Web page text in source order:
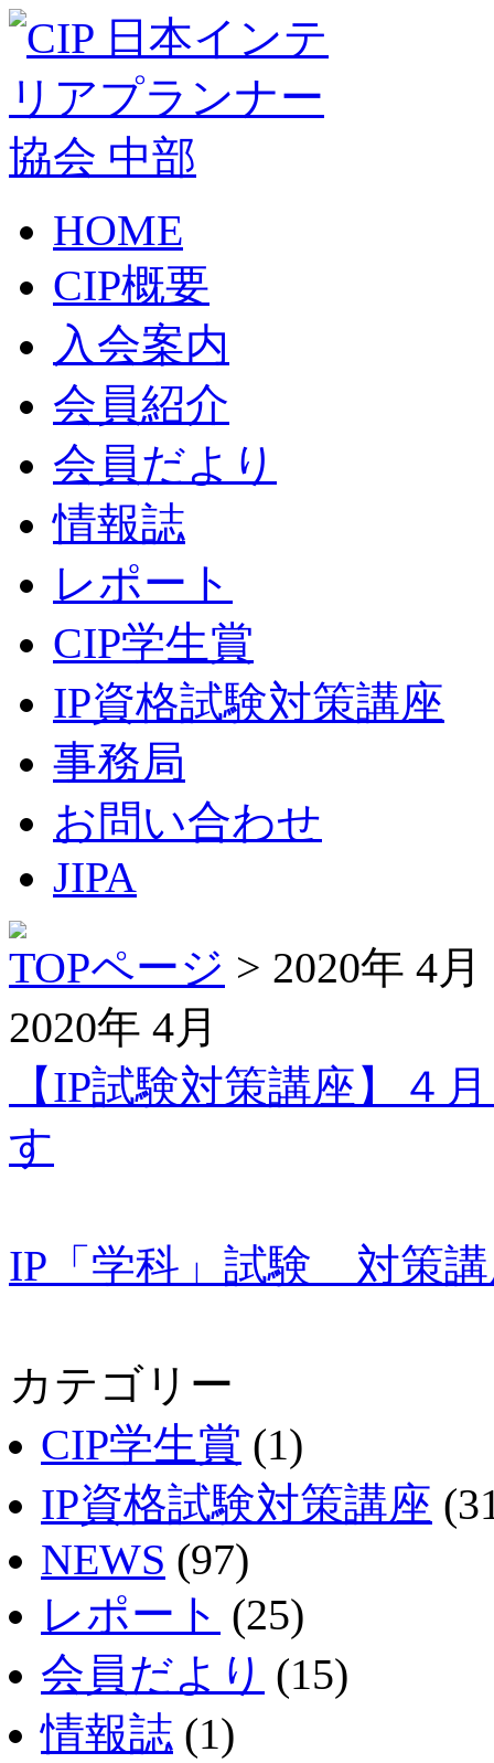
HOME
CIP概要
入会案内
会員紹介
会員だより
情報誌
レポート
CIP学生賞
IP資格試験対策講座
事務局
お問い合わせ
JIPA
TOPページ > 2020年 4月
2020年 4月
【IP試験対策講座】
す
IP「学科」試験 対策
カテゴリー
CIP学生賞 (1)
IP資格試験対策講座
NEWS (97)
レポート (25)
会員だより (15)
情報誌 (1)